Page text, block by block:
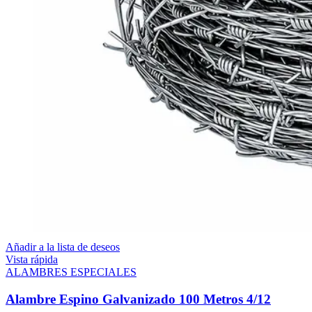
Añadir a la lista de deseos
Vista rápida
ALAMBRES ESPECIALES
Alambre Espino Galvanizado 100 Metros 4/12